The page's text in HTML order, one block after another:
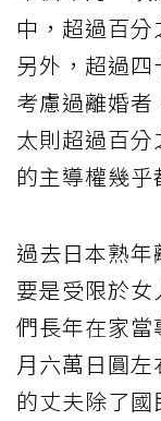
中，超過百分
另外，超過
考慮過離婚
太則超過百
的主導權幾乎
過去日本熟
要是受限於
們長年在家
月六萬日圓
的丈夫除了